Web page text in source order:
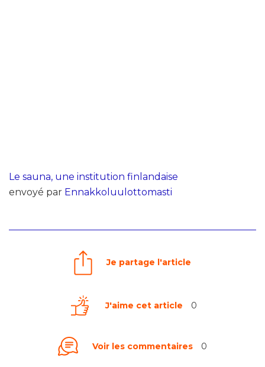
Le sauna, une institution finlandaise
envoyé par Ennakkoluulottomasti
Je partage l'article
J'aime cet article 0
Voir les commentaires 0